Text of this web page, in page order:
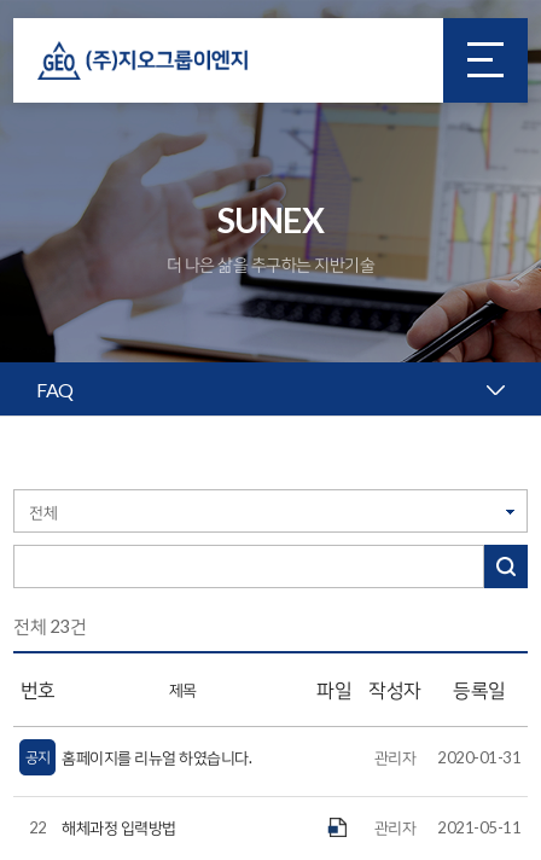
SUNEX
더 나은 삶을 추구하는 지반기술
FAQ
전체 23건
번호 제목 파일 작성자 등록일
공지 홈페이지를 리뉴얼 하였습니다. 관리자 2020-01-31
22 해체과정 입력방법 관리자 2021-05-11